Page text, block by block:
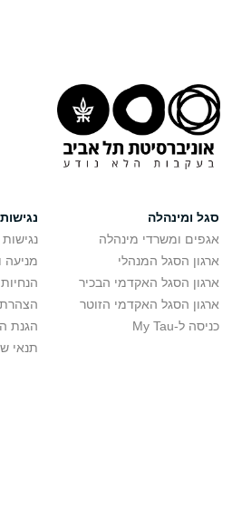
סגל ומינהלה
אגפים ומשרדי מינהלה
ארגון הסגל המנהלי
ארגון הסגל האקדמי הבכיר
ארגון הסגל האקדמי הזוטר
כניסה ל-My Tau
נגישות
מניעה
הצהרת
הגנת
תנאי